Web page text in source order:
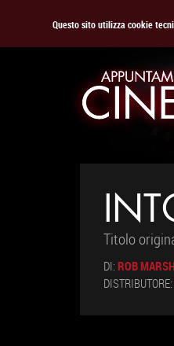
Questo sito utilizza cookie
Titolo
DI: ROB
DISTRIBUTORE: